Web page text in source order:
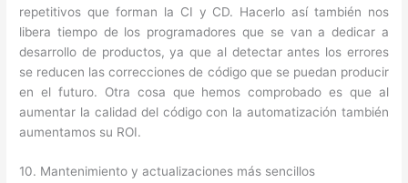
repetitivos que forman la CI y CD. Hacerlo así también nos
libera tiempo de los programadores que se van a dedicar a
desarrollo de productos, ya que al detectar antes los errores
se reducen las correcciones de código que se puedan producir
en el futuro. Otra cosa que hemos comprobado es que al
aumentar la calidad del código con la automatización también
aumentamos su ROI.
10. Mantenimiento y actualizaciones más sencillos